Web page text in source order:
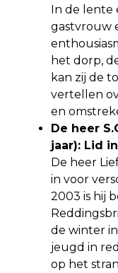
In de lente
gastvrouw
het dorp,
kan zij de
vertellen
en
De heer
jaar): Lid
De heer
in voor
2003 is hij
de winter
jeugd in
op het